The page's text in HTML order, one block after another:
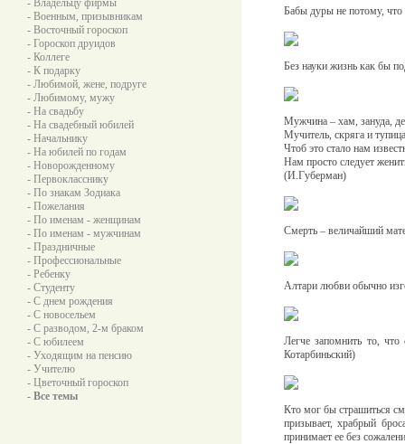
- Владельцу фирмы
- Военным, призывникам
- Восточный гороскоп
- Гороскоп друидов
- Коллеге
- К подарку
- Любимой, жене, подруге
- Любимому, мужу
- На свадьбу
- На свадебный юбилей
- Начальнику
- На юбилей по годам
- Новорожденному
- Первокласснику
- По знакам Зодиака
- Пожелания
- По именам - женщинам
- По именам - мужчинам
- Праздничные
- Профессиональные
- Ребенку
- Студенту
- С днем рождения
- С новосельем
- С разводом, 2-м браком
- С юбилеем
- Уходящим на пенсию
- Учителю
- Цветочный гороскоп
- Все темы
Бабы дуры не потому,
Без науки жизнь как бы
Мужчина – хам, зануда,
Мучитель, скряга и
Чтоб это стало нам
Нам просто следует
(И.Губерман)
Смерть – величайший
Алтари любви обычно
Легче запомнить то, что
Котарбиньский)
Кто мог бы страшиться
призывает, храбрый
принимает ее без